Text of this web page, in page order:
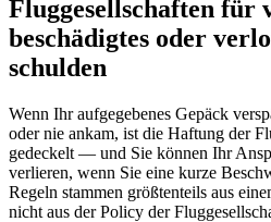
Fluggesellschaften für
beschädigtes oder
schulden
Wenn Ihr aufgegebenes Gepäck
oder nie ankam, ist die Haftung der
gedeckelt — und Sie können Ihr
verlieren, wenn Sie eine kurze
Regeln stammen größtenteils aus
nicht aus der Policy der